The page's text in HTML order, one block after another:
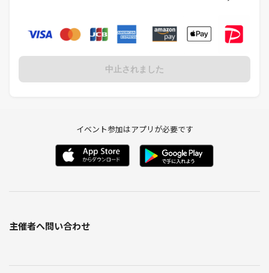
中止されました
イベント参加はアプリが必要です
主催者へ問い合わせ